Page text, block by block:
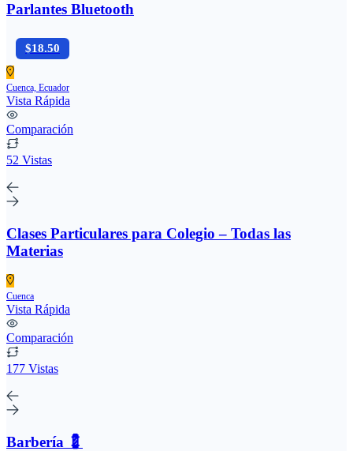
Parlantes Bluetooth
$18.50
Cuenca, Ecuador
Vista Rápida
Comparación
52 Vistas
Clases Particulares para Colegio – Todas las
Materias
Cuenca
Vista Rápida
Comparación
177 Vistas
Barbería 💈